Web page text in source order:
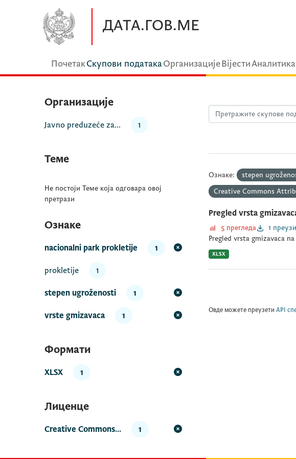
ДАТА.ГОВ.МЕ
ПочетакСкупови податакаОрганизацијеВijестиАналитика
Организације
Javno preduzeće za... 1
Теме
Не постоји Теме која одговара овој
претрази
Ознаке
nacionalni park prokletije 1
prokletije 1
stepen ugroženosti 1
vrste gmizavaca 1
Формати
XLSX 1
Лиценце
Creative Commons... 1
Ознаке: stepen
Creative Commons
Pregled vrsta
5 прегледа
1
Pregled vrsta gmizavaca
XLSX
Овде можете преузети API